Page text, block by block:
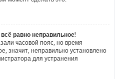
равно неправильное!
часовой пояс, но время
значит, неправильно установлено
для устранения